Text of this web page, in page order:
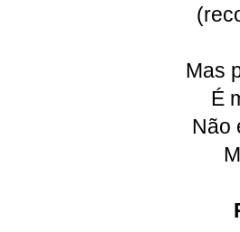
Mas
É
Não